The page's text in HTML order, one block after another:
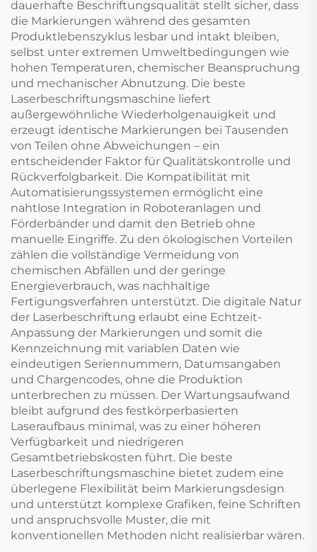
dauerhafte Beschriftungsqualität stellt sicher, dass
die Markierungen während des gesamten
Produktlebenszyklus lesbar und intakt bleiben,
selbst unter extremen Umweltbedingungen wie
hohen Temperaturen, chemischer Beanspruchung
und mechanischer Abnutzung. Die beste
Laserbeschriftungsmaschine liefert
außergewöhnliche Wiederholgenauigkeit und
erzeugt identische Markierungen bei Tausenden
von Teilen ohne Abweichungen – ein
entscheidender Faktor für Qualitätskontrolle und
Rückverfolgbarkeit. Die Kompatibilität mit
Automatisierungssystemen ermöglicht eine
nahtlose Integration in Roboteranlagen und
Förderbänder und damit den Betrieb ohne
manuelle Eingriffe. Zu den ökologischen Vorteilen
zählen die vollständige Vermeidung von
chemischen Abfällen und der geringe
Energieverbrauch, was nachhaltige
Fertigungsverfahren unterstützt. Die digitale Natur
der Laserbeschriftung erlaubt eine Echtzeit-
Anpassung der Markierungen und somit die
Kennzeichnung mit variablen Daten wie
eindeutigen Seriennummern, Datumsangaben
und Chargencodes, ohne die Produktion
unterbrechen zu müssen. Der Wartungsaufwand
bleibt aufgrund des festkörperbasierten
Laseraufbaus minimal, was zu einer höheren
Verfügbarkeit und niedrigeren
Gesamtbetriebskosten führt. Die beste
Laserbeschriftungsmaschine bietet zudem eine
überlegene Flexibilität beim Markierungsdesign
und unterstützt komplexe Grafiken, feine Schriften
und anspruchsvolle Muster, die mit
konventionellen Methoden nicht realisierbar wären.